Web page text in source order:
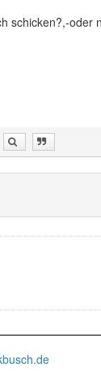
schicken?,-oder